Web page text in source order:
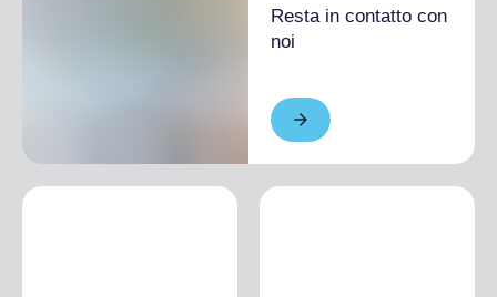
Resta in contatto con
noi